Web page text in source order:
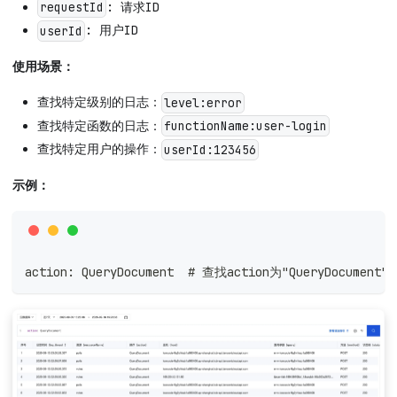
requestId : 请求ID
userId : 用户ID
使用场景：
查找特定级别的日志： level:error
查找特定函数的日志： functionName:user-login
查找特定用户的操作： userId:123456
示例：
action: QueryDocument  # 查找action为"QueryDocument"